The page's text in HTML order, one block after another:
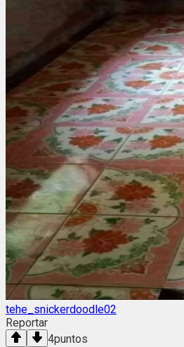
tehe_snickerdoodle02
Reportar
4puntos